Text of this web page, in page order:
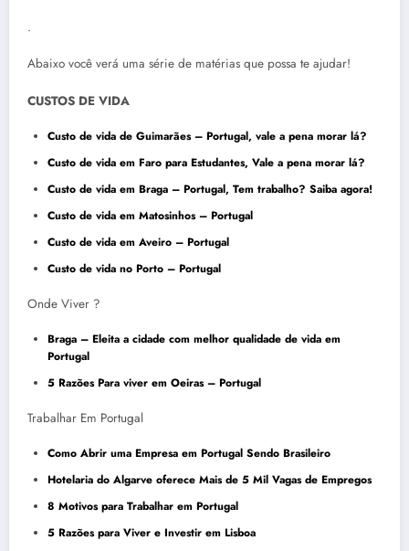
.
Abaixo você verá uma série de matérias que possa te ajudar!
CUSTOS DE VIDA
Custo de vida de Guimarães – Portugal, vale a pena morar lá?
Custo de vida em Faro para Estudantes, Vale a pena morar lá?
Custo de vida em Braga – Portugal, Tem trabalho? Saiba agora!
Custo de vida em Matosinhos – Portugal
Custo de vida em Aveiro – Portugal
Custo de vida no Porto – Portugal
Onde Viver ?
Braga – Eleita a cidade com melhor qualidade de vida em
Portugal
5 Razões Para viver em Oeiras – Portugal
Trabalhar Em Portugal
Como Abrir uma Empresa em Portugal Sendo Brasileiro
Hotelaria do Algarve oferece Mais de 5 Mil Vagas de Empregos
8 Motivos para Trabalhar em Portugal
5 Razões para Viver e Investir em Lisboa